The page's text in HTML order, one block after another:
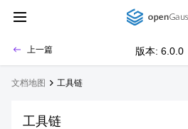
上一篇 版本: 6.0.0
文档地图 工具链
工具链